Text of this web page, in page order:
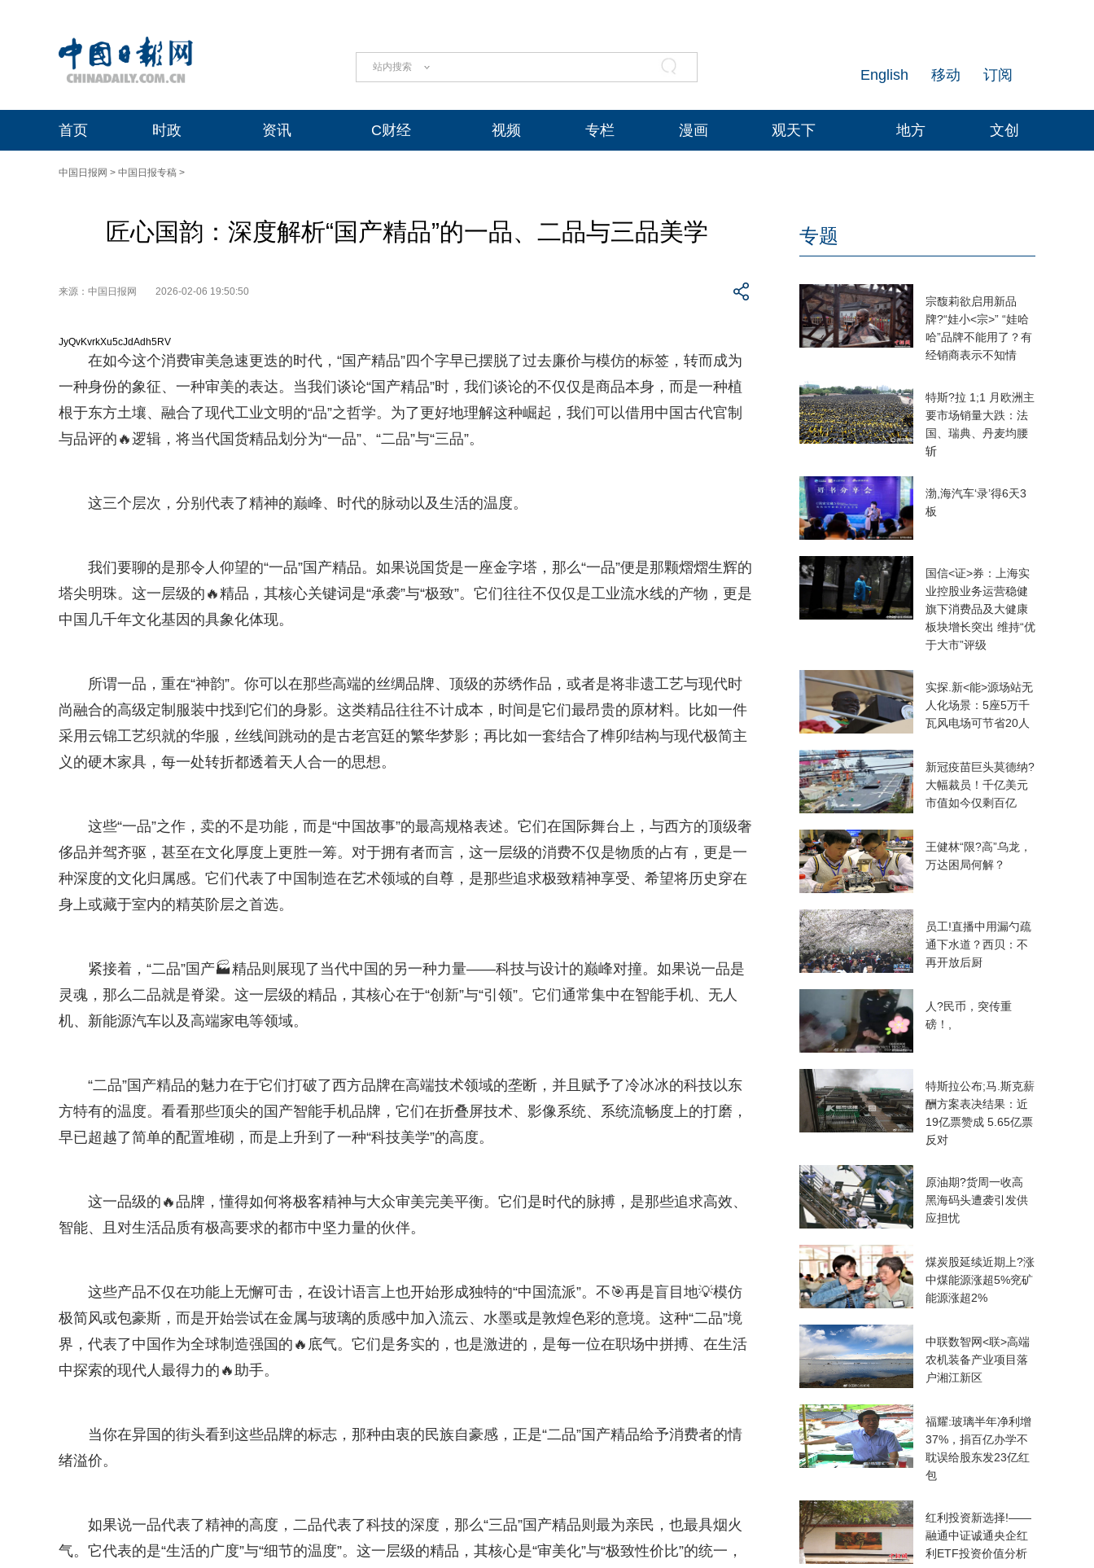
站内搜索 订阅
移动
English
首页 时政 资讯 C财经 视频 专栏 漫画 观天下 地方 文创
中国日报网 > 中国日报专稿 >
匠心国韵：深度解析“国产精品”的一品、二品与三品美学
来源：中国日报网 2026-02-06 19:50:50
JyQvKvrkXu5cJdAdh5RV
在如今这个消费审美急速更迭的时代，“国产精品”四个字早已摆脱了过去廉价与模仿的标签，转而成为
一种身份的象征、一种审美的表达。当我们谈论“国产精品”时，我们谈论的不仅仅是商品本身，而是一种植
根于东方土壤、融合了现代工业文明的“品”之哲学。为了更好地理解这种崛起，我们可以借用中国古代官制
与品评的🔥逻辑，将当代国货精品划分为“一品”、“二品”与“三品”。
这三个层次，分别代表了精神的巅峰、时代的脉动以及生活的温度。
我们要聊的是那令人仰望的“一品”国产精品。如果说国货是一座金字塔，那么“一品”便是那颗熠熠生辉的
塔尖明珠。这一层级的🔥精品，其核心关键词是“承袭”与“极致”。它们往往不仅仅是工业流水线的产物，更是
中国几千年文化基因的具象化体现。
所谓一品，重在“神韵”。你可以在那些高端的丝绸品牌、顶级的苏绣作品，或者是将非遗工艺与现代时
尚融合的高级定制服装中找到它们的身影。这类精品往往不计成本，时间是它们最昂贵的原材料。比如一件
采用云锦工艺织就的华服，丝线间跳动的是古老宫廷的繁华梦影；再比如一套结合了榫卯结构与现代极简主
义的硬木家具，每一处转折都透着天人合一的思想。
这些“一品”之作，卖的不是功能，而是“中国故事”的最高规格表述。它们在国际舞台上，与西方的顶级奢
侈品并驾齐驱，甚至在文化厚度上更胜一筹。对于拥有者而言，这一层级的消费不仅是物质的占有，更是一
种深度的文化归属感。它们代表了中国制造在艺术领域的自尊，是那些追求极致精神享受、希望将历史穿在
身上或藏于室内的精英阶层之首选。
紧接着，“二品”国产🏭精品则展现了当代中国的另一种力量——科技与设计的巅峰对撞。如果说一品是
灵魂，那么二品就是脊梁。这一层级的精品，其核心在于“创新”与“引领”。它们通常集中在智能手机、无人
机、新能源汽车以及高端家电等领域。
“二品”国产精品的魅力在于它们打破了西方品牌在高端技术领域的垄断，并且赋予了冷冰冰的科技以东
方特有的温度。看看那些顶尖的国产智能手机品牌，它们在折叠屏技术、影像系统、系统流畅度上的打磨，
早已超越了简单的配置堆砌，而是上升到了一种“科技美学”的高度。
这一品级的🔥品牌，懂得如何将极客精神与大众审美完美平衡。它们是时代的脉搏，是那些追求高效、
智能、且对生活品质有极高要求的都市中坚力量的伙伴。
这些产品不仅在功能上无懈可击，在设计语言上也开始形成独特的“中国流派”。不🎯再是盲目地💡模仿
极简风或包豪斯，而是开始尝试在金属与玻璃的质感中加入流云、水墨或是敦煌色彩的意境。这种“二品”境
界，代表了中国作为全球制造强国的🔥底气。它们是务实的，也是激进的，是每一位在职场中拼搏、在生活
中探索的现代人最得力的🔥助手。
当你在异国的街头看到这些品牌的标志，那种由衷的民族自豪感，正是“二品”国产精品给予消费者的情
绪溢价。
如果说一品代表了精神的高度，二品代表了科技的深度，那么“三品”国产精品则最为亲民，也最具烟火
气。它代表的是“生活的广度”与“细节的温度”。这一层级的精品，其核心是“审美化”与“极致性价比”的统一，
专题
宗馥莉欲启用新品
牌?“娃小<宗>” “娃哈
哈”品牌不能用了？有
经销商表示不知情
特斯?拉 1;1 月欧洲主
要市场销量大跌：法
国、瑞典、丹麦均腰
斩
渤,海汽车‘录’得6天3
板
国信<证>券：上海实
业控股业务运营稳健
旗下消费品及大健康
板块增长突出 维持“优
于大市”评级
实探.新<能>源场站无
人化场景：5座5万千
瓦风电场可节省20人
新冠疫苗巨头莫德纳?
大幅裁员！千亿美元
市值如今仅剩百亿
王健林“限?高”乌龙，
万达困局何解？
员工!直播中用漏勺疏
通下水道？西贝：不
再开放后厨
人?民币，突传重
磅！,
特斯拉公布;马.斯克薪
酬方案表决结果：近
19亿票赞成 5.65亿票
反对
原油期?货周一收高
黑海码头遭袭引发供
应担忧
煤炭股延续近期上?涨
中煤能源涨超5%兖矿
能源涨超2%
中联数智网<联>高端
农机装备产业项目落
户湘江新区
福耀:玻璃半年净利增
37%，捐百亿办学不
耽误给股东发23亿红
包
红利投资新选择!——
融通中证诚通央企红
利ETF投资价值分析